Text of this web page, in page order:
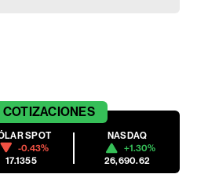
COTIZACIONES
SPOT
-0.43%
17.1355
NASDAQ
+1.30%
26,690.62